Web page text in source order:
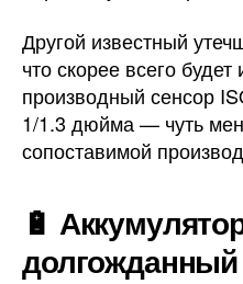
Другой известный
что скорее всего будет
производный сенсор
1/1.3 дюйма — чуть
сопоставимой
🔋